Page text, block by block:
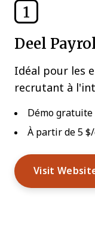
1
Deel
Idéal pour les
recrutant à
Démo
À partir de 5
Visit